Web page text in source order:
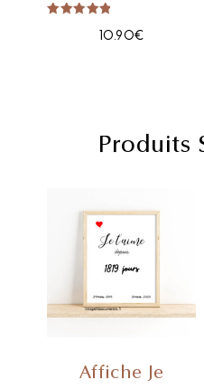
10.90€
Produits
Affiche Je